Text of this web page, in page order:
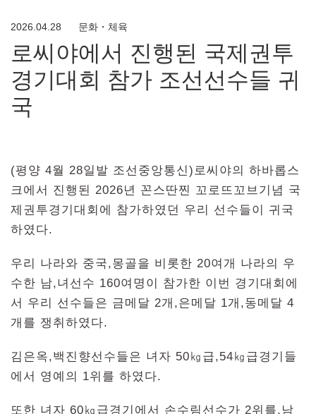
2026.04.28 문화・체육
로씨야에서 진행된 국제권투
경기대회 참가 조선선수들 귀
국
(평양 4월 28일발 조선중앙통신)로씨야의 하바롭스
크에서 진행된 2026년 꼰스딴찐 꼬로뜨꼬브기념 국
제권투경기대회에 참가하였던 우리 선수들이 귀국
하였다.
우리 나라와 중국,몽골을 비롯한 20여개 나라의 우
수한 남,녀선수 160여명이 참가한 이번 경기대회에
서 우리 선수들은 금메달 2개,은메달 1개,동메달 4
개를 쟁취하였다.
김은옥,백진향선수들은 녀자 50㎏급,54㎏급경기들
에서 영예의 1위를 하였다.
또한 녀자 60㎏급경기에서 손수림선수가 2위를,남